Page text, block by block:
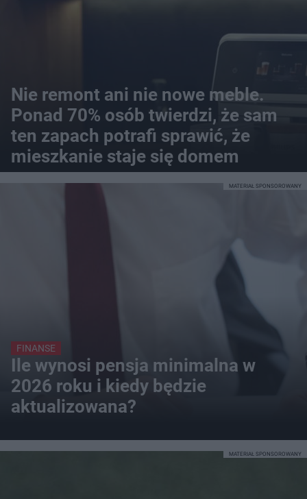
Nie remont ani nie nowe meble.
Ponad 70% osób twierdzi, że sam
ten zapach potrafi sprawić, że
mieszkanie staje się domem
FINANSE
Ile wynosi pensja minimalna w
2026 roku i kiedy będzie
aktualizowana?
MATERIAŁ SPONSOROWANY
MATERIAŁ SPONSOROWANY